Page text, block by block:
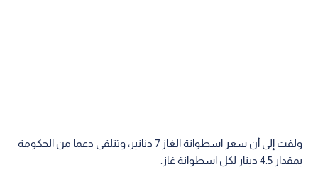
ولفت إلى أن سعر اسطوانة الغاز 7 دنانير، وتتلقى دعما من الحكومة
بمقدار 4.5 دينار لكل اسطوانة غاز.